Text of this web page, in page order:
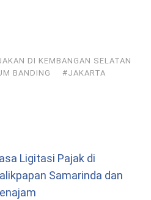
DI KEMBANGAN SELATAN
BANDING
#JAKARTA
Ligitasi Pajak di
Samarinda dan